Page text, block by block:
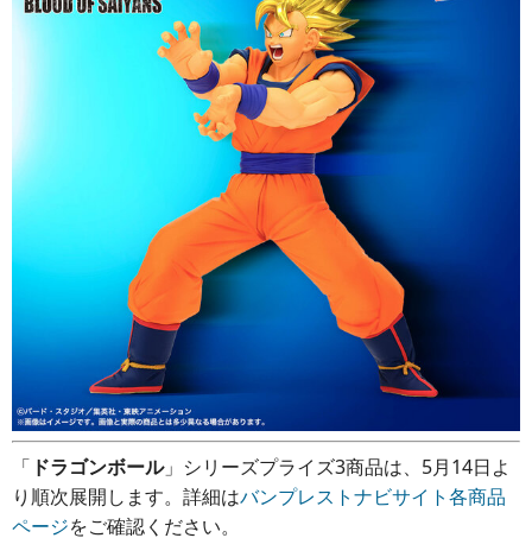
「 ドラゴンボール」シリーズプライズ3商品は、5月14日よ
り順次展開します。詳細はバンプレストナビサイト各商品
ページをご確認ください。